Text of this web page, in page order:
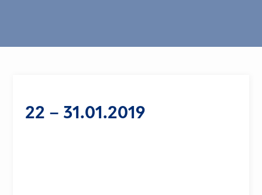
22 – 31.01.2019